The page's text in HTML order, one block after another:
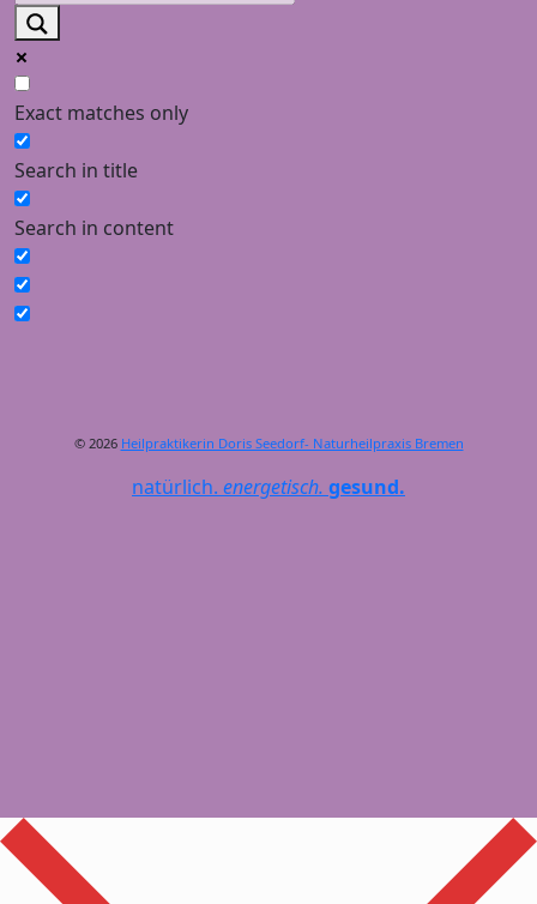
Exact matches only
Search in title
Search in content
© 2026 Heilpraktikerin Doris Seedorf- Naturheilpraxis Bremen
natürlich. energetisch. gesund.